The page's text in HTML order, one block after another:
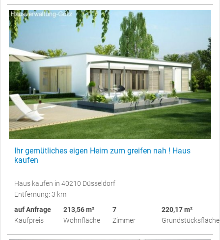
Ihr gemütliches eigen Heim zum greifen nah ! Haus
kaufen
Haus kaufen in 40210 Düsseldorf
Entfernung: 3 km
auf Anfrage
Kaufpreis
213,56 m²
Wohnfläche
7
Zimmer
220,17 m²
Grundstücksfläche